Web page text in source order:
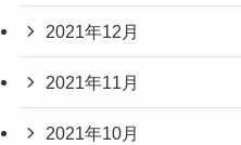
2021年12月
2021年11月
2021年10月